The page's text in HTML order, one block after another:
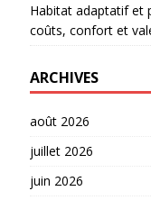
Habitat adaptatif et
coûts, confort et
ARCHIVES
août 2026
juillet 2026
juin 2026